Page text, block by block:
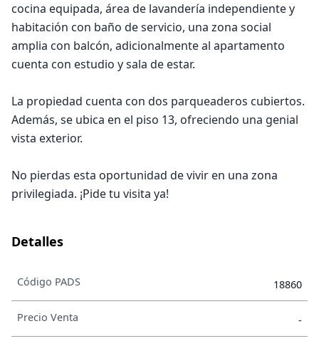
cocina equipada, área de lavandería independiente y
habitación con baño de servicio, una zona social
amplia con balcón, adicionalmente al apartamento
cuenta con estudio y sala de estar.
La propiedad cuenta con dos parqueaderos cubiertos.
Además, se ubica en el piso 13, ofreciendo una genial
vista exterior.
No pierdas esta oportunidad de vivir en una zona
privilegiada. ¡Pide tu visita ya!
Detalles
Código PADS 18860
Precio Venta -